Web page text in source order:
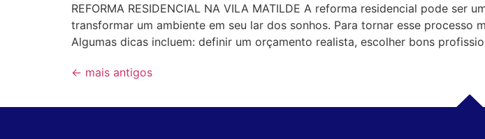
REFORMA RESIDENCIAL NA VILA MATILDE A reforma residencial pode
transformar um ambiente em seu lar dos sonhos. Para tornar esse
Algumas dicas incluem: definir um orçamento realista, escolher bons
← mais antigos